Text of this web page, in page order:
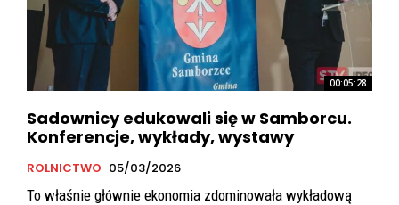
00:05:28
Sadownicy edukowali się w Samborcu.
Konferencje, wykłady, wystawy
ROLNICTWO 05/03/2026
To właśnie głównie ekonomia zdominowała wykładową